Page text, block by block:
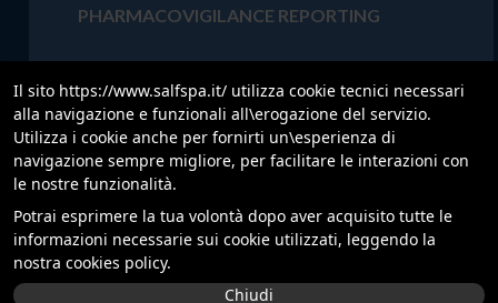
PHARMACOVIGILANCE REPORTING
‍ Contact for urgent calls concerning
Pharmacovigilance and Product quality (24 hours).
Tel:+39 335 131 8126
Mail:pharmacovigilance@salfspa.it
Partners:
Il sito https://www.salfspa.it/ utilizza cookie tecnici necessari
alla navigazione e funzionali all\erogazione del servizio.
Utilizza i cookie anche per fornirti un\esperienza di
navigazione sempre migliore, per facilitare le interazioni con
le nostre funzionalità.
Potrai esprimere la tua volontà dopo aver acquisito tutte le
informazioni necessarie sui cookie utilizzati, leggendo la
nostra cookies policy.
Chiudi